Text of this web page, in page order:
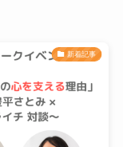
新着記事